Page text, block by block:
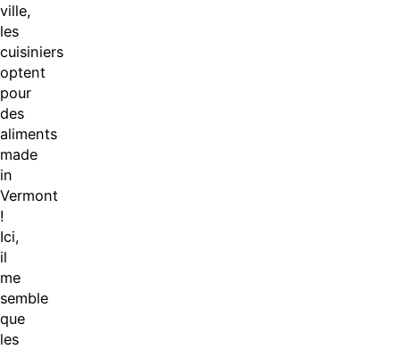
ville,
les
cuisiniers
optent
pour
des
aliments
made
in
Vermont
!
Ici,
il
me
semble
que
les